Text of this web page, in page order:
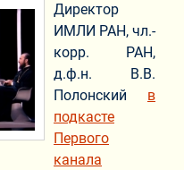
Директор
ИМЛИ РАН, чл.-
корр. РАН,
д.ф.н. В.В.
Полонский в
подкасте
Первого
канала